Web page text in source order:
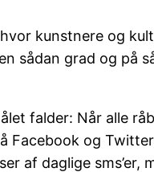
kunstnere og
sådan grad og på
falder: Når alle
Facebook og
af daglige sms’er,